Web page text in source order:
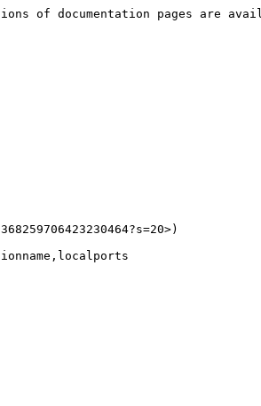
of documentation pages are